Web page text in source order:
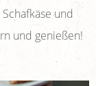
und
und genießen!